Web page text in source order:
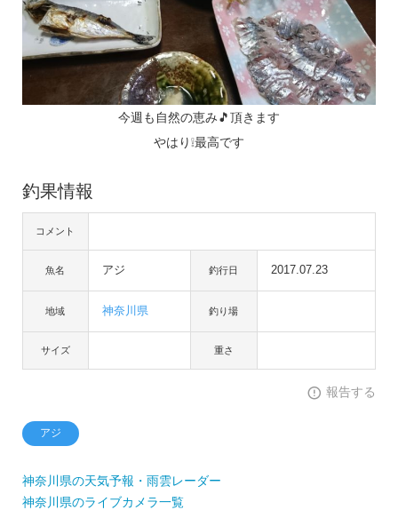
今週も自然の恵み🎵頂きます
やはり❕最高です
釣果情報
コメント
魚名 アジ 釣行日 2017.07.23
地域 神奈川県 釣り場
サイズ 重さ
報告する
アジ
神奈川県の天気予報・雨雲レーダー
神奈川県のライブカメラ一覧